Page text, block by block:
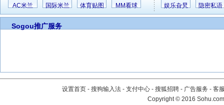
AC米兰 国际米兰 体育贴图 MM看球 娱乐旮旯 隐密私语
Sogou推广服务
设置首页 - 搜狗输入法 - 支付中心 - 搜狐招聘 - 广告服务 - 客
Copyright©2016